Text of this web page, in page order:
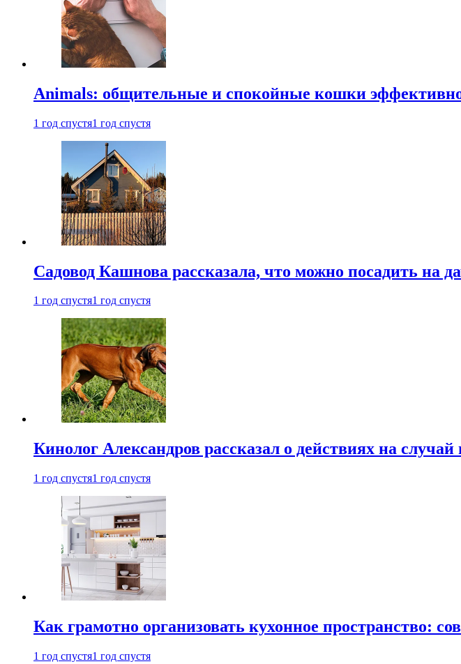
Animals: общительные и спокойные кошки эффективно
1 год спустя1 год спустя
Садовод Кашнова рассказала, что можно посадить на
1 год спустя1 год спустя
Кинолог Александров рассказал о действиях на случай
1 год спустя1 год спустя
Как грамотно организовать кухонное пространство:
1 год спустя1 год спустя